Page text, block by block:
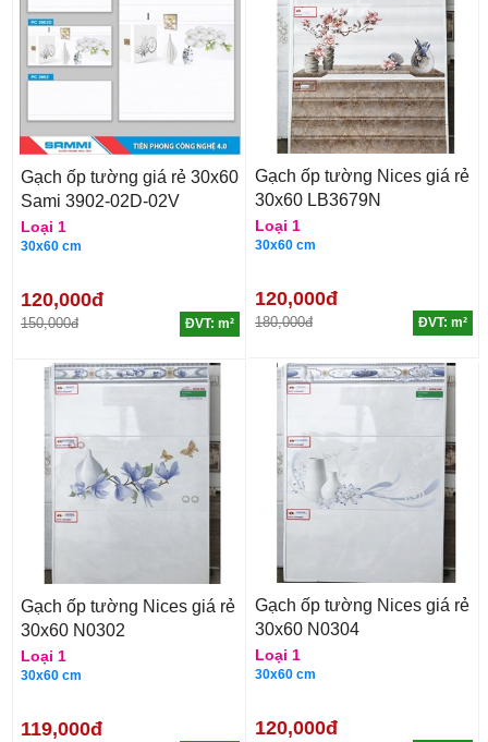
Gạch ốp tường giá rẻ 30x60
Sami 3902-02D-02V
Loại 1
30x60 cm
120,000đ
150,000đ ĐVT: m²
Gạch ốp tường Nices giá rẻ
30x60 LB3679N
Loại 1
30x60 cm
120,000đ
180,000đ ĐVT: m²
Gạch ốp tường Nices giá rẻ
30x60 N0302
Loại 1
30x60 cm
119,000đ
Gạch ốp tường Nices giá rẻ
30x60 N0304
Loại 1
30x60 cm
120,000đ